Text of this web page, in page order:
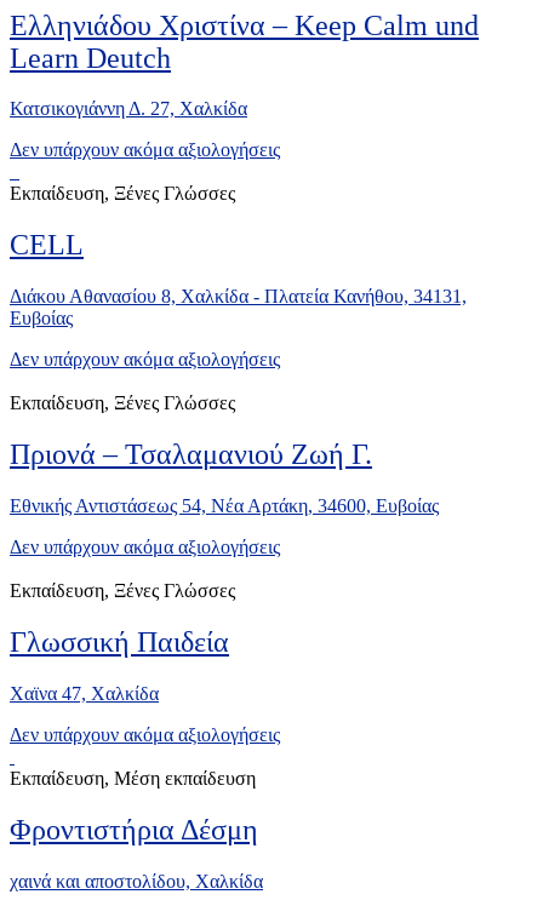
Ελληνιάδου Χριστίνα – Keep Calm und
Learn Deutch
Κατσικογιάννη Δ. 27, Xαλκίδα
Δεν υπάρχουν ακόμα αξιολογήσεις
Εκπαίδευση, Ξένες Γλώσσες
CELL
Διάκου Αθανασίου 8, Χαλκίδα - Πλατεία Κανήθου, 34131,
Ευβοίας
Δεν υπάρχουν ακόμα αξιολογήσεις
Εκπαίδευση, Ξένες Γλώσσες
Πριονά – Τσαλαμανιού Ζωή Γ.
Εθνικής Αντιστάσεως 54, Νέα Αρτάκη, 34600, Ευβοίας
Δεν υπάρχουν ακόμα αξιολογήσεις
Εκπαίδευση, Ξένες Γλώσσες
Γλωσσική Παιδεία
Χαϊνα 47, Xαλκίδα
Δεν υπάρχουν ακόμα αξιολογήσεις
Εκπαίδευση, Μέση εκπαίδευση
Φροντιστήρια Δέσμη
χαινά και αποστολίδου, Xαλκίδα